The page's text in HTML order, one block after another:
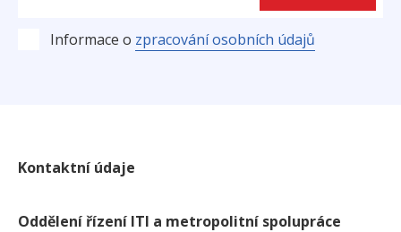
Informace o zpracování osobních údajů
Kontaktní údaje
Oddělení řízení ITI a metropolitní spolupráce